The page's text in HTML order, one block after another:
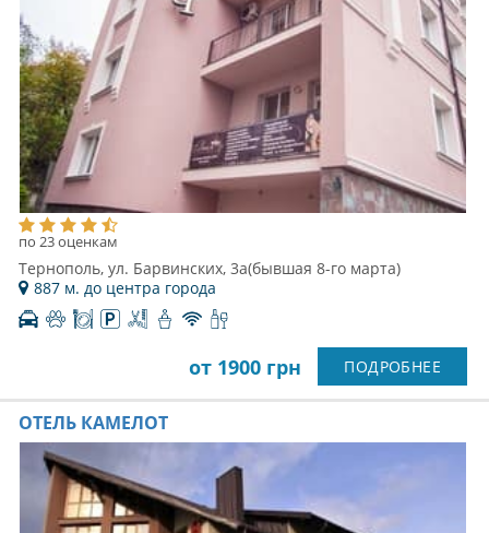
по 23 оценкам
Тернополь, ул. Барвинских, 3а(бывшая 8-го марта)
887 м. до центра города
от 1900 грн ПОДРОБНЕЕ
ОТЕЛЬ КАМЕЛОТ